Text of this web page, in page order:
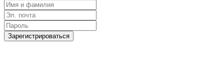
Зарегистрироваться